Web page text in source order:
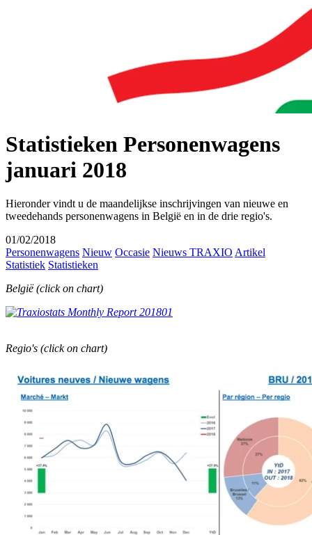
Statistieken Personenwagens
januari 2018
Hieronder vindt u de maandelijkse inschrijvingen van nieuwe en
tweedehands personenwagens in België en in de drie regio's.
01/02/2018
Personenwagens Nieuw Occasie Nieuws TRAXIO Artikel
Statistiek Statistieken
België (click on chart)
Regio's (click on chart)